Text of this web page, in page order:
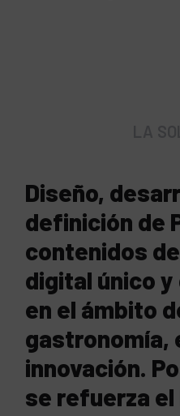
Diseño,
definición de
contenidos
digital único
en el ámbito
gastronomía,
innovación.
se refuerza